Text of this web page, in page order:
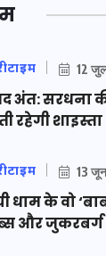
12
अंत: सरधना
रहेगी
13
धाम के वो
और जुकरबर्ग